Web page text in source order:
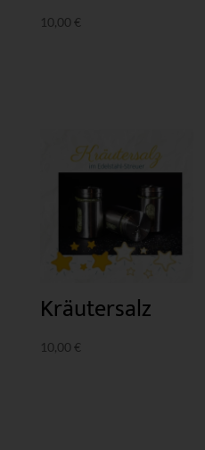
10,00 €
Kräutersalz
10,00 €